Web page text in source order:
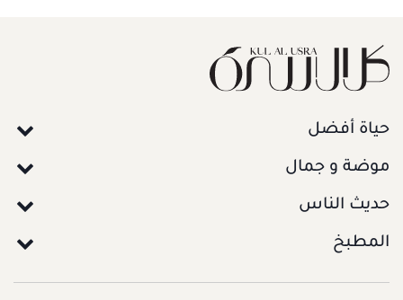
حياة أفضل
موضة و جمال
حديث الناس
المطبخ